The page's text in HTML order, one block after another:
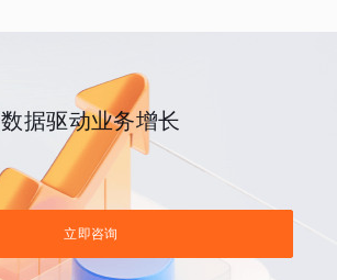
数据驱动业务增长
立即咨询